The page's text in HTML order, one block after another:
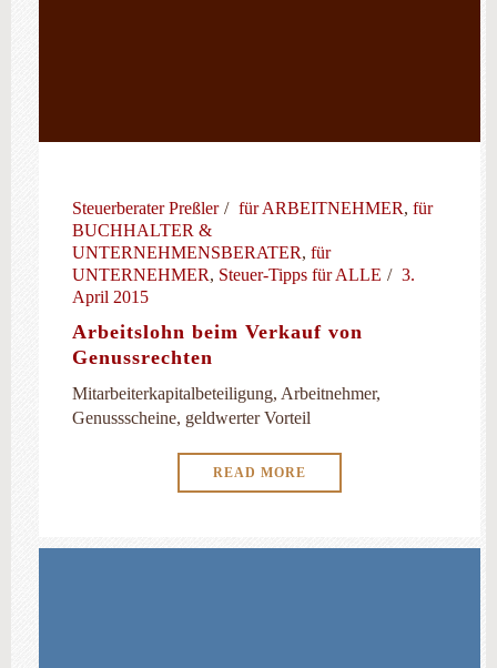
Steuerberater Preßler für ARBEITNEHMER, für
BUCHHALTER &
UNTERNEHMENSBERATER, für
UNTERNEHMER, Steuer-Tipps für ALLE
3.
April 2015
Arbeitslohn beim Verkauf von
Genussrechten
Mitarbeiterkapitalbeteiligung, Arbeitnehmer,
Genussscheine, geldwerter Vorteil
READ MORE